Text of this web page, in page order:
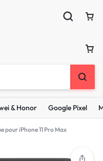
& Honor Google Pixel
pour iPhone 11 Pro Max